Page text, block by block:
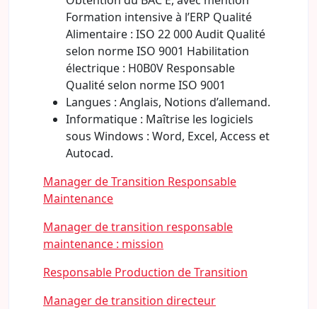
Formation intensive à l’ERP Qualité
Alimentaire : ISO 22 000 Audit Qualité
selon norme ISO 9001 Habilitation
électrique : H0B0V Responsable
Qualité selon norme ISO 9001
Langues : Anglais, Notions d’allemand.
Informatique : Maîtrise les logiciels
sous Windows : Word, Excel, Access et
Autocad.
Manager de Transition Responsable
Maintenance
Manager de transition responsable
maintenance : mission
Responsable Production de Transition
Manager de transition directeur